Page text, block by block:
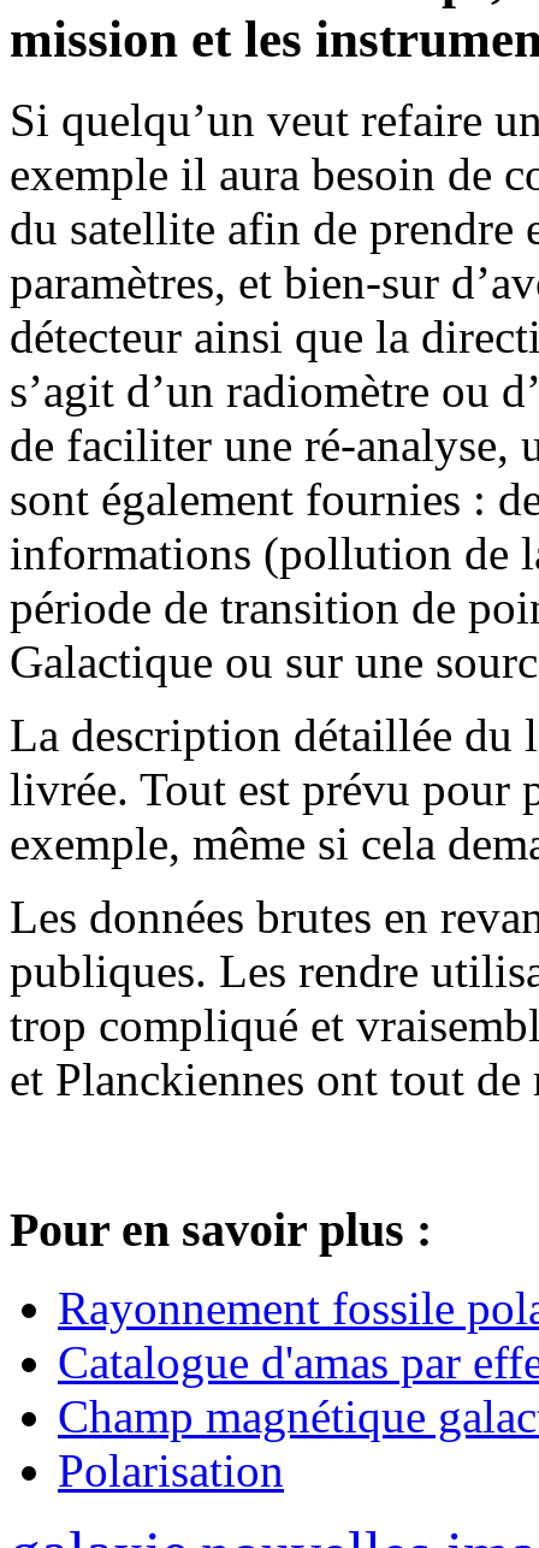
mission et les
Si quelqu’un veut refaire
exemple il aura besoin de
du satellite afin de prendre
paramètres, et bien-sur
détecteur ainsi que la
s’agit d’un radiomètre ou
de faciliter une ré-analyse,
sont également fournies :
informations (pollution de
période de transition de
Galactique ou sur une
La description détaillée du
livrée. Tout est prévu pour
exemple, même si cela
Les données brutes en
publiques. Les rendre
trop compliqué et
et Planckiennes ont tout
Pour en savoir plus :
Rayonnement fossile
Catalogue d'amas par
Champ magnétique
Polarisation